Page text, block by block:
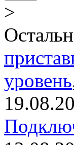
>
уровень